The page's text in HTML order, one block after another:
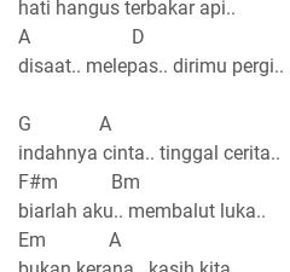
hati hangus terbakar api..
A D
disaat.. melepas.. dirimu pergi..
G A
indahnya cinta.. tinggal cerita..
F#m Bm
biarlah aku.. membalut luka..
Em A